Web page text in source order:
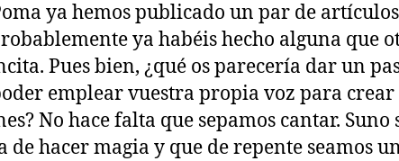
ya hemos publicado un par de
ya habéis hecho alguna que
Pues bien, ¿qué os parecería dar un
emplear vuestra propia voz para crear
No hace falta que sepamos cantar. Suno
de hacer magia y que de repente seamos